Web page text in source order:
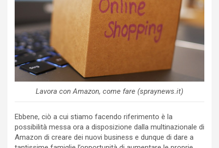
Lavora con Amazon, come fare (spraynews.it)
Ebbene, ciò a cui stiamo facendo riferimento è la
possibilità messa ora a disposizione dalla multinazionale di
Amazon di creare dei nuovi business e dunque di dare a